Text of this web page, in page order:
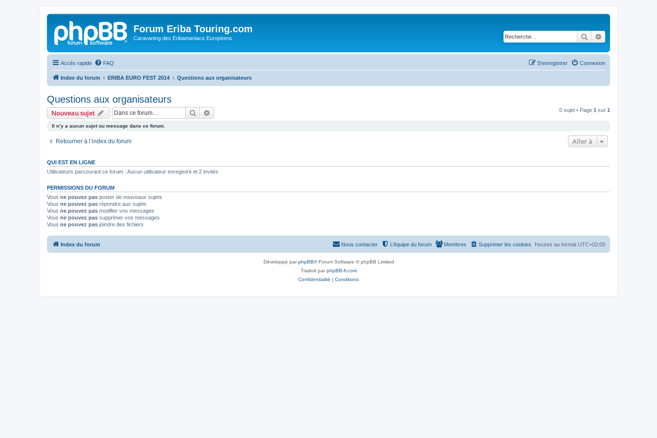
Forum Eriba Touring.com
Caravaning des Eribamaniacs Européens Rechercher
Accès rapide FAQ Connexion
S’enregistrer
Index du forum ERIBA EURO FEST 2014 Questions aux organisateurs
Questions aux organisateurs
Nouveau sujet Rechercher 0 sujet • Page 1 sur 1
Il n’y a aucun sujet ou message dans ce forum.
Retourner à l’index du forum Aller à
QUI EST EN LIGNE
Utilisateurs parcourant ce forum : Aucun utilisateur enregistré et 2 invités
PERMISSIONS DU FORUM
Vous ne pouvez pas poster de nouveaux sujets
Vous ne pouvez pas répondre aux sujets
Vous ne pouvez pas modifier vos messages
Vous ne pouvez pas supprimer vos messages
Vous ne pouvez pas joindre des fichiers
Index du forum Heures au format UTC+02:00
Supprimer les cookies
Membres
L’équipe du forum
Nous contacter
Développé parphpBB® Forum Software © phpBB Limited
Traduit parphpBB-fr.com
Confidentialité | Conditions